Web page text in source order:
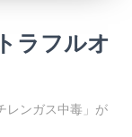
ラフルオ
レンガス中毒」が